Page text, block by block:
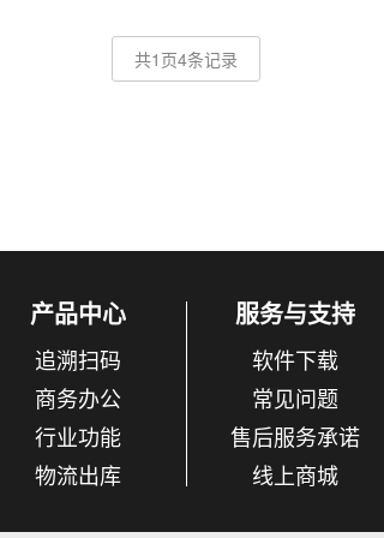
共1页4条记录
产品中心
追溯扫码
商务办公
行业功能
物流出库
服务与支持
软件下载
常见问题
售后服务承诺
线上商城